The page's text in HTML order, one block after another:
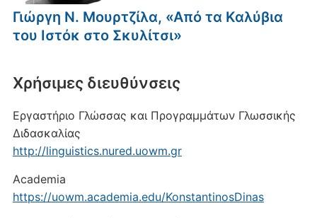
Γιώργη Ν. Μουρτζίλα, «Από τα Καλύβια
του Ιστόκ στο Σκυλίτσι»
Xρήσιμες διευθύνσεις
Εργαστήριο Γλώσσας και Προγραμμάτων Γλωσσικής
Διδασκαλίας
http://linguistics.nured.uowm.gr
Academia
https://uowm.academia.edu/KonstantinosDinas